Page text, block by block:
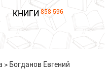
КНИГИ 858 596
> Богданов Евгений